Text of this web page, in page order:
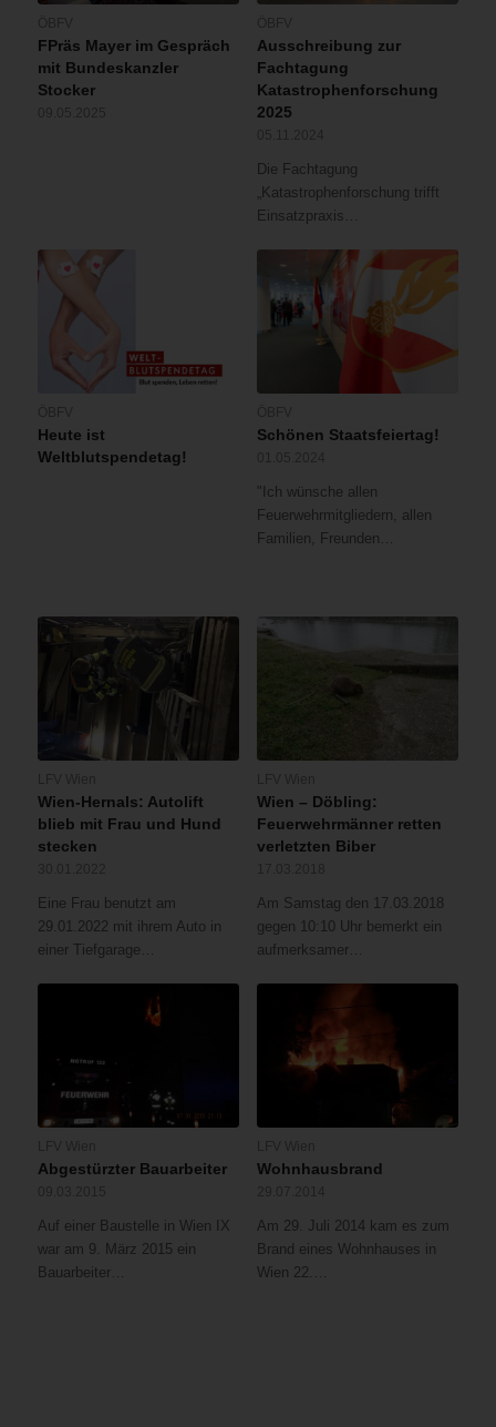
FPräs Mayer im Gespräch
mit Bundeskanzler
Stocker
Ausschreibung zur
Fachtagung
Katastrophenforschung
2025
Die Fachtagung
„Katastrophenforschung trifft
Einsatzpraxis…
Heute ist
Weltblutspendetag!
Schönen Staatsfeiertag!
"Ich wünsche allen
Feuerwehrmitgliedern, allen
Familien, Freunden…
Wien-Hernals: Autolift
blieb mit Frau und Hund
stecken
Eine Frau benutzt am
29.01.2022 mit ihrem Auto in
einer Tiefgarage…
Wien – Döbling:
Feuerwehrmänner retten
verletzten Biber
Am Samstag den 17.03.2018
gegen 10:10 Uhr bemerkt ein
aufmerksamer…
Abgestürzter Bauarbeiter
Auf einer Baustelle in Wien IX
war am 9. März 2015 ein
Bauarbeiter…
Wohnhausbrand
Am 29. Juli 2014 kam es zum
Brand eines Wohnhauses in
Wien 22.…